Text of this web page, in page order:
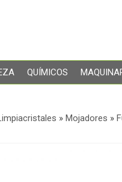
QUÍMICOS
» Mojadores »